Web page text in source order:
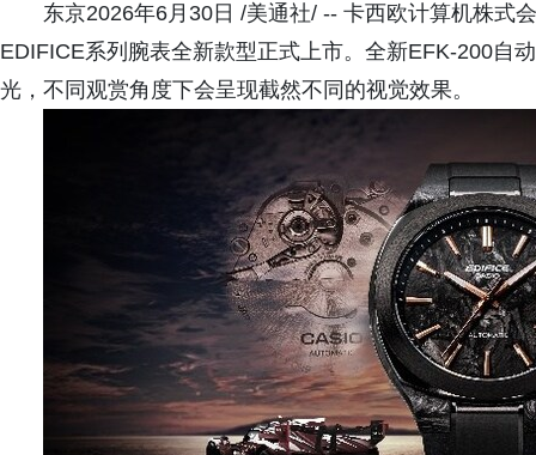
东京2026年6月30日 /美通社/ -- 卡西欧计算机株式
EDIFICE系列腕表全新款型正式上市。全新EFK-200自
光，不同观赏角度下会呈现截然不同的视觉效果。